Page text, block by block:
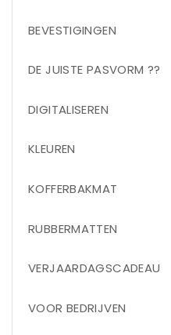
BEVESTIGINGEN
DE JUISTE PASVORM ??
DIGITALISEREN
KLEUREN
KOFFERBAKMAT
RUBBERMATTEN
VERJAARDAGSCADEAU
VOOR BEDRIJVEN